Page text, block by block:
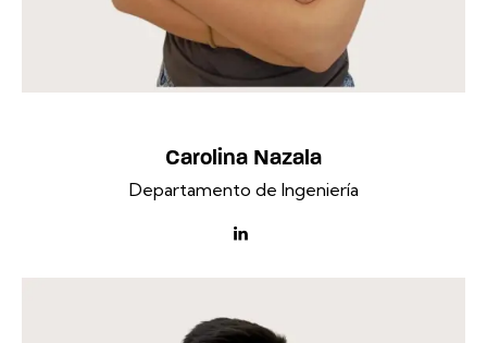
Carolina Nazala
Departamento de Ingeniería
linkedin